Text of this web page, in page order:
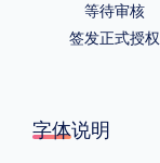
等待审核
签发正式授权
字体说明